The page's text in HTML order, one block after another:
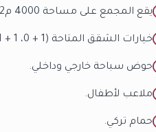
يقع المجمع على مساحة 4000 م2 يحتوي على بناء من 3 طوابق يضم 37 وحدة سكنية.
خيارات الشقق المتاحة (1 + 0، 1 + 1، 2 + 1).
حوض سباحة خارجي وداخلي.
ملاعب لأطفال.
حمام تركي.